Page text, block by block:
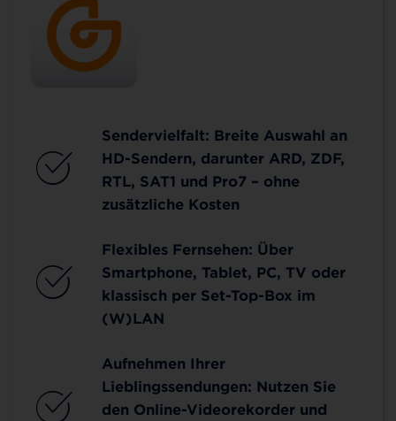
Sendervielfalt: Breite Auswahl an
HD-Sendern, darunter ARD, ZDF,
RTL, SAT1 und Pro7 – ohne
zusätzliche Kosten
Flexibles Fernsehen: Über
Smartphone, Tablet, PC, TV oder
klassisch per Set-Top-Box im
(W)LAN
Aufnehmen Ihrer
Lieblingssendungen: Nutzen Sie
den Online-Videorekorder und